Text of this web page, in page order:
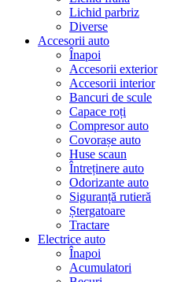
Lichid parbriz
Diverse
Accesorii auto
Înapoi
Accesorii exterior
Accesorii interior
Bancuri de scule
Capace roți
Compresor auto
Covorașe auto
Huse scaun
Întreținere auto
Odorizante auto
Siguranță rutieră
Ștergatoare
Tractare
Electrice auto
Înapoi
Acumulatori